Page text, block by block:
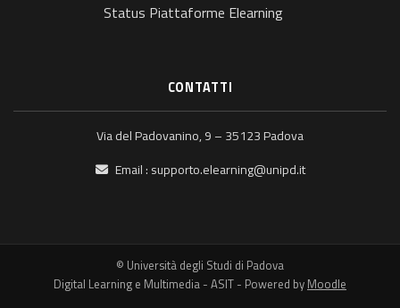
Status Piattaforme Elearning
CONTATTI
Via del Padovanino, 9 – 35123 Padova
Email : supporto.elearning@unipd.it
© Università degli Studi di Padova
Digital Learning e Multimedia - ASIT - Powered by Moodle